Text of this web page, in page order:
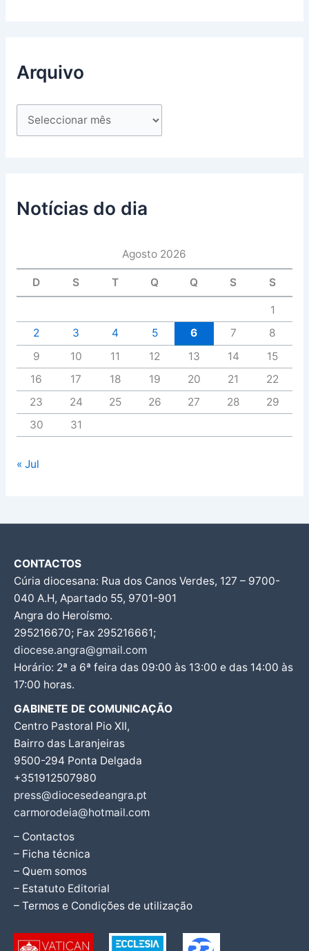
Arquivo
Notícias do dia
Agosto 2026
D S T Q Q S S
1
2
3 4 5 6 7
8
9
10 11 12 13 14
15
16
17 18 19 20 21
22
23
24 25 26 27 28
29
30
31
« Jul
CONTACTOS
Cúria diocesana: Rua dos Canos Verdes, 127 – 9700-
040 A.H, Apartado 55, 9701-901
Angra do Heroísmo.
295216670; Fax 295216661;
diocese.angra@gmail.com
Horário: 2ª a 6ª feira das 09:00 às 13:00 e das 14:00 às
17:00 horas.
GABINETE DE COMUNICAÇÃO
Centro Pastoral Pio XII,
Bairro das Laranjeiras
9500-294 Ponta Delgada
+351912507980
press@diocesedeangra.pt
carmorodeia@hotmail.com
– Contactos
– Ficha técnica
– Quem somos
– Estatuto Editorial
– Termos e Condições de utilização